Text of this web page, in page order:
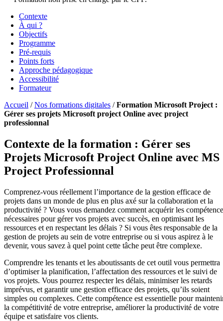
Contexte
À qui ?
Objectifs
Programme
Pré-requis
Points forts
Approche pédagogique
Accessibilité
Formateur
Accueil /Nos formations digitales /Formation Microsoft Project :
Gérer ses projets Microsoft project Online avec project
professionnal
Contexte de la formation : Gérer ses
Projets Microsoft Project Online avec MS
Project Professionnal
Comprenez-vous réellement l’importance de la gestion efficace de
projets dans un monde de plus en plus axé sur la collaboration et la
productivité ? Vous vous demandez comment acquérir les
nécessaires pour gérer vos projets avec succès, en optimisant les
ressources et en respectant les délais ? Si vous êtes responsable de la
gestion de projets au sein de votre entreprise ou si vous aspirez à le
devenir, vous savez à quel point cette tâche peut être complexe.
Comprendre les tenants et les aboutissants de cet outil vous permettra
d’optimiser la planification, l’affectation des ressources et le suivi de
vos projets. Vous pourrez respecter les délais, minimiser les retards
imprévus, et garantir une gestion efficace des projets, qu’ils soient
simples ou complexes. Cette compétence est essentielle pour
la compétitivité de votre entreprise, améliorer la productivité de votre
équipe et satisfaire vos clients.